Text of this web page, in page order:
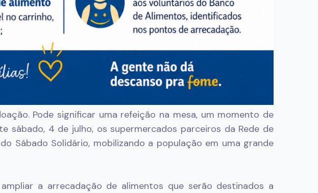
Pode significar uma refeição na mesa, um momento de
sábado, 4 de julho, os supermercados parceiros da Rede de
Sábado Solidário, mobilizando a população em uma grande
a arrecadação de alimentos que serão destinados a